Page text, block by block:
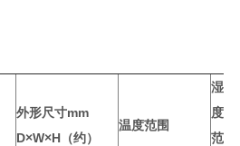
外形尺寸mm
D×W×H（约）
温度范围
湿
度
范